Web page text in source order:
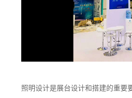
照明设计是展台设计和搭建的重要